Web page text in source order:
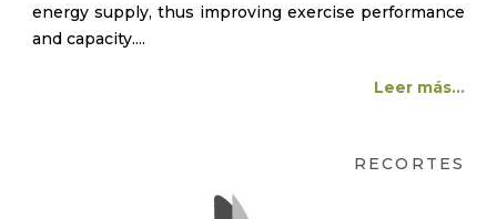
energy supply, thus improving exercise performance
and capacity....
Leer más...
RECORTES